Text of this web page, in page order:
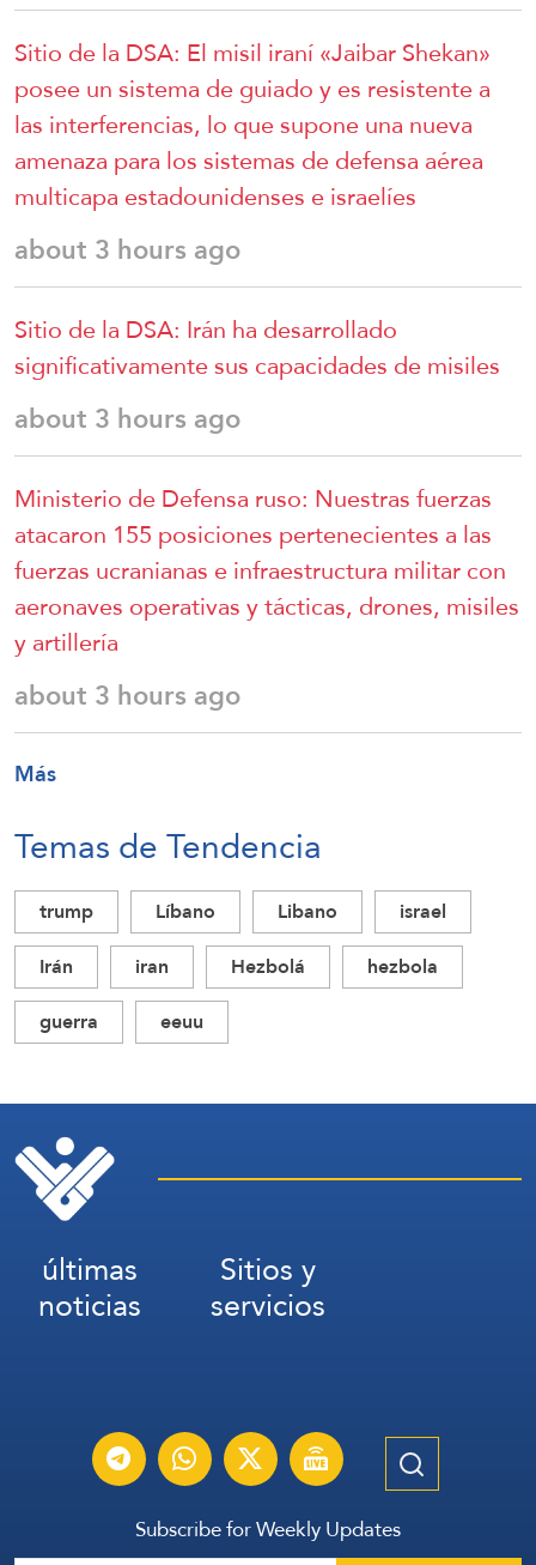
Sitio de la DSA: El misil iraní «Jaibar Shekan»
posee un sistema de guiado y es resistente a
las interferencias, lo que supone una nueva
amenaza para los sistemas de defensa aérea
multicapa estadounidenses e israelíes
about 3 hours ago
Sitio de la DSA: Irán ha desarrollado
significativamente sus capacidades de misiles
about 3 hours ago
Ministerio de Defensa ruso: Nuestras fuerzas
atacaron 155 posiciones pertenecientes a las
fuerzas ucranianas e infraestructura militar con
aeronaves operativas y tácticas, drones, misiles
y artillería
about 3 hours ago
Más
Temas de Tendencia
trump Líbano Libano
israel
Irán
iran Hezbolá
hezbola
guerra
eeuu
últimas
noticias
Sitios y
servicios
Subscribe for Weekly Updates